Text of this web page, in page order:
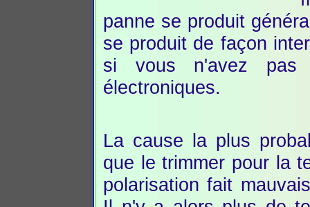
panne se produit
se produit de façon
si vous n'avez pas
électroniques.
La cause la plus
que le trimmer pour la
polarisation fait